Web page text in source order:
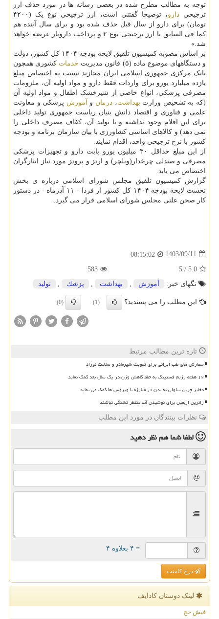
توجه به مطالب مطرح شده در بعضی رسانه ها در مورد حذف ارز
ترجیحیدارو
، توضیحا گفتنی است، ارز ترجیحی نوع یک (۴۲۰۰
تومان) برای دارو از سال قبل حذف شده بود و برای سال آینده هم
کما فی السابق با ارز ترجیحی نوع ۲ و پرداخت دارویار عرضه خواهد
شد.»
بر اساس مصوبه کمیسیون تلفیق لایحه بودجه ۱۴۰۴ کل کشور، دولت
و دستگاههای موضوع ماده (۵) قانون مدیریت
خدمات کشوری همچون
بانک مرکزی جمهوری اسلامی ایران مجازند نسبت به اختصاص مبلغ
یازده میلیارد یورو برای واردات فقط دارو و مواد اولیه آن، ملزومات
مصرفی پزشکی، انواع خاصی از شیرخشک اطفال و مواد اولیه آن
(که به تشخیص وزارت بهداشت، درمان و آموزش پزشکی و معاونت
علمی و فناوری و اقتصاد دانش بنیان ریاست جمهوری تولید داخلی
برای این اقلام وجود نداشته و یا تولید آن، کفاف مصرف داخلی را
نمی دهد) و کالاهای اساسی کشاورزی با بیان سازمان برنامه و بودجه
کشور با نرخ ترجیحی واحد، اقدام نمایند.
از این مبلغ حداقل ۳۰ میلیون یورو بابت دارو و تجهیزات پزشکی
مصرفی و صندلی چرخدار(ویلچر) و ارتز و پروتز مورد نیاز ایثارگران
اختصاص می یابد.
گزارش کمیسیون تلفیق مجلس شورای اسلامی درباره ی بخش
نخست لایحه بودجه ۱۴۰۴ کل کشور از فردا - ۱۱ آذرماه - در دستور
کار صحن علنی مجلس شورای اسلامی قرار می گیرد.
1403/09/11
08:15:02
5.0
/
5
583
تگهای خبر:
آموزش بهداشت پزشك تولید
این مطلب را می پسندید؟ (1)
(0)
تازه ترین مطالب مرتبط
سفارش های طب ایرانی برای تقویت شیرمادر و سلامت نوزاد
۱۲ هفته رژیم فستینگ به حفظ کاهش وزن در یک سال بعد کمک نماید
ذخایر چربی سلولی به بدن در مبارزه با ویروس ها کمک می نماید
زائرین اربعین برای نوشیدن آب منتظر تشنگی نباشند
نظرات بینندگان در مورد این مطلب
لطفا شما همنظر دهید
= ۴ بعلاوه ۴
درج کامنت
لینک دوستان كادایف
فیش حج